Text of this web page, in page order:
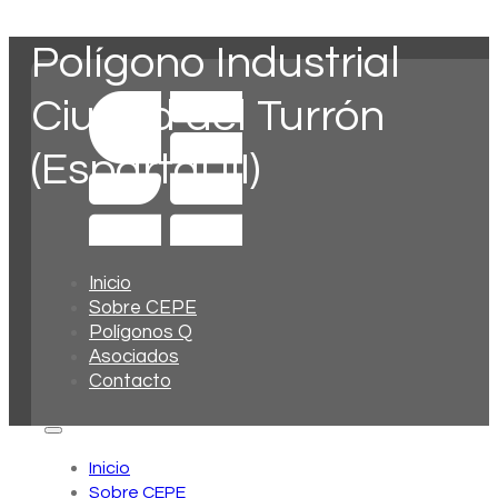
Inicio
Sobre CEPE
Polígonos Q
Asociados
Contacto
Inicio
Sobre CEPE
Polígono Industrial
Ciudad del Turrón
(Espartal III)